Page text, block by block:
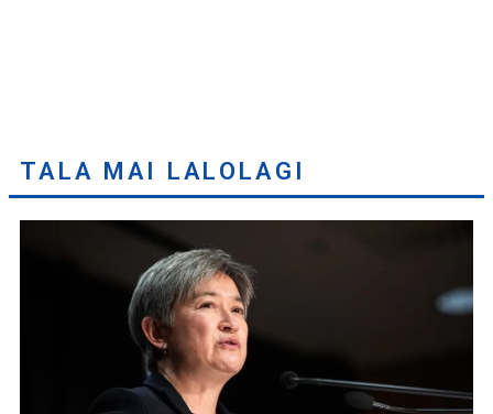
TALA MAI LALOLAGI